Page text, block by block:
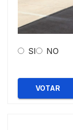
SI NO
VOTAR